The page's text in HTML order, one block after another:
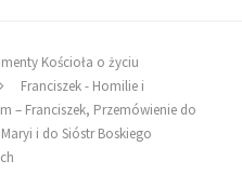
Kościoła o życiu
Franciszek - Homilie i
– Franciszek, Przemówienie do
i do Sióstr Boskiego